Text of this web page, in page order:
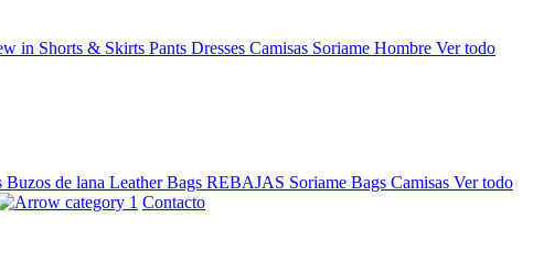
in Shorts & Skirts Pants Dresses Camisas Soriame Hombre Ver todo
Buzos de lana Leather Bags REBAJAS Soriame Bags Camisas Ver todo
Contacto